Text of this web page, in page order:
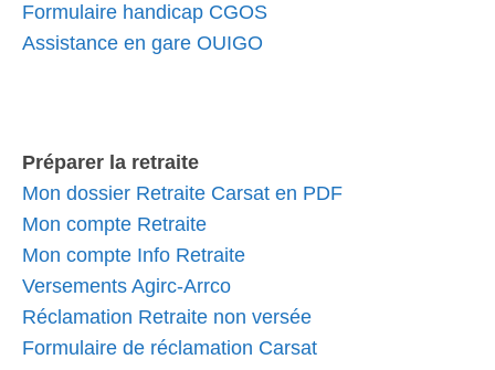
Formulaire handicap CGOS
Assistance en gare OUIGO
Préparer la retraite
Mon dossier Retraite Carsat en PDF
Mon compte Retraite
Mon compte Info Retraite
Versements Agirc-Arrco
Réclamation Retraite non versée
Formulaire de réclamation Carsat